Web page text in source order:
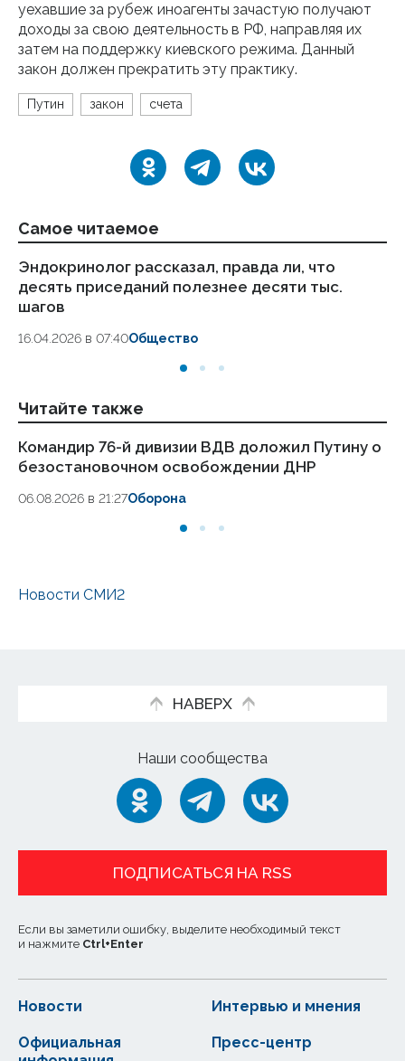
уехавшие за рубеж иноагенты зачастую получают
доходы за свою деятельность в РФ, направляя их
затем на поддержку киевского режима. Данный
закон должен прекратить эту практику.
Путин закон счета
Самое читаемое
Эндокринолог рассказал, правда ли, что
десять приседаний полезнее десяти тыс.
шагов
16.04.2026 в 07:40Общество
Читайте также
Командир 76-й дивизии ВДВ доложил Путину о
безостановочном освобождении ДНР
06.08.2026 в 21:27Оборона
Новости СМИ2
НАВЕРХ
Наши сообщества
ПОДПИСАТЬСЯ НА RSS
Если вы заметили ошибку, выделите необходимый текст
и нажмите Ctrl+Enter
Новости
Официальная
Интервью и мнения
Пресс-центр